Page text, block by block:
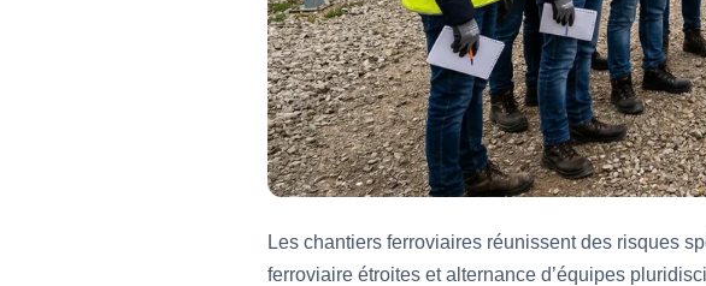
Les chantiers ferroviaires réunissent des risques
ferroviaire étroites et alternance d’équipes